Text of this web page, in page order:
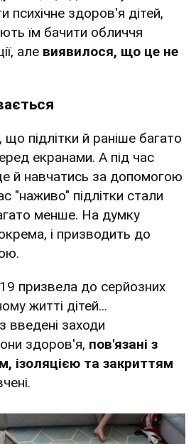
здоров'я дітей,
їм бачити обличчя
але виявилося, що це не
що підлітки й раніше багато
екранами. А під час
й навчатись за допомогою
"наживо" підлітки стали
менше. На думку
і призводить до
призвела до серйозних
житті дітей...
введені заходи
здоров'я, пов'язані з
ізоляцією та закриттям